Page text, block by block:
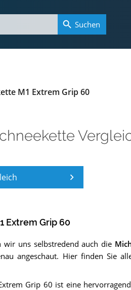
M1 Extrem Grip 60
Extrem Grip 60
wir uns selbstredend auch die
angeschaut. Hier finden Sie
Grip 60 ist eine
Suchen